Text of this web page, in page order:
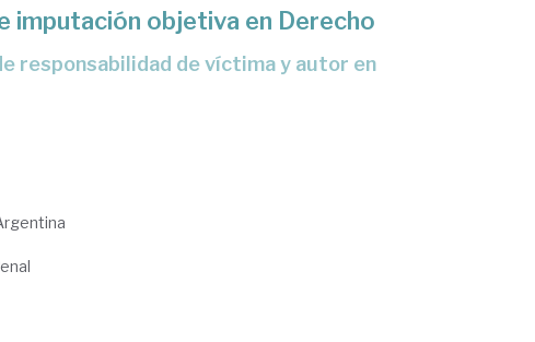
imputación objetiva en Derecho